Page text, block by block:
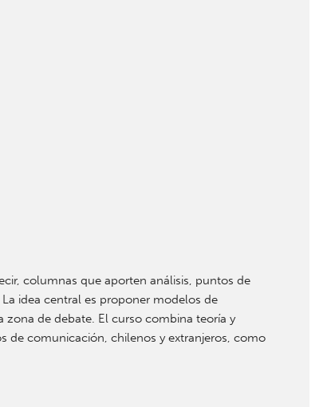
columnas que aporten análisis, puntos de
idea central es proponer modelos de
de debate. El curso combina teoría y
de comunicación, chilenos y extranjeros, como